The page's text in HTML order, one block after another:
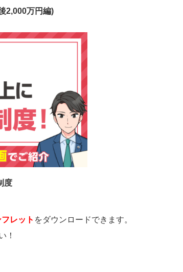
2,000万円編)
度
レット をダウンロードできます。
！